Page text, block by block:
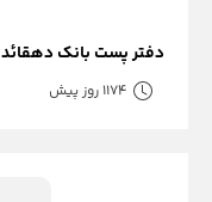
دفتر پست بانک دهقائد
1174 روز پیش